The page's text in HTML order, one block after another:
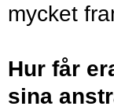
mycket
Hur får
sina